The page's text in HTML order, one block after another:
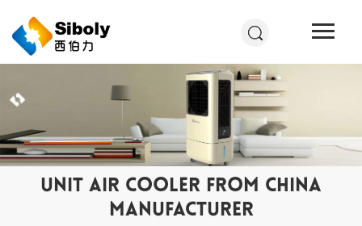
UNIT AIR COOLER FROM CHINA
MANUFACTURER